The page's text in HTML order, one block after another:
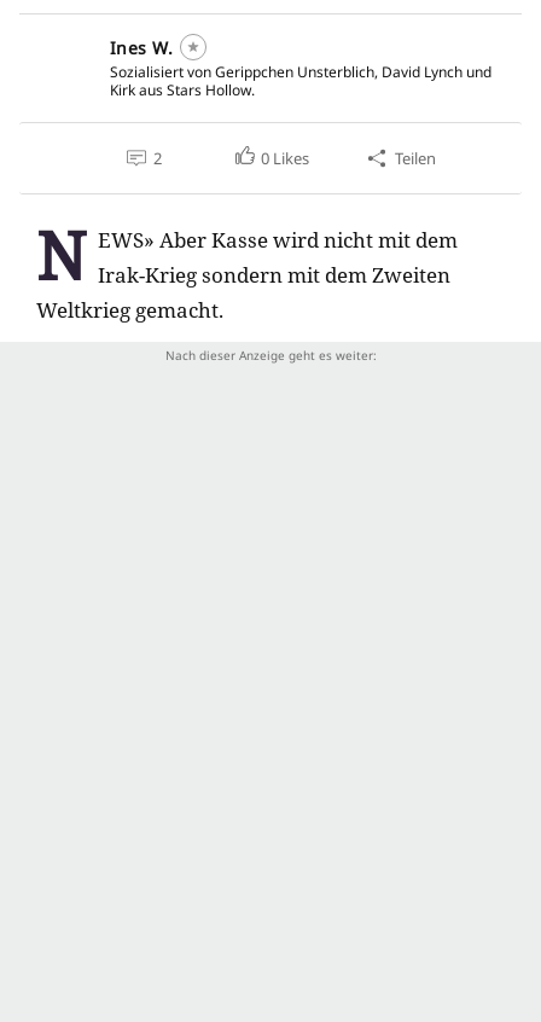
Ines W.
Sozialisiert von Gerippchen Unsterblich, David Lynch und
Kirk aus Stars Hollow.
2 0 Likes Teilen
N EWS» Aber Kasse wird nicht mit dem
Irak-Krieg sondern mit dem Zweiten
Weltkrieg gemacht.